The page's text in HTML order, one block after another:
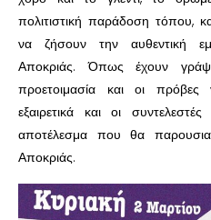
πολιτιστική παράδοση τόπου,
να ζήσουν την αυθεντική
Αποκριάς. Όπως έχουν
προετοιμασία και οι
εξαιρετικά και οι
αποτέλεσμα που θα
Αποκριάς.